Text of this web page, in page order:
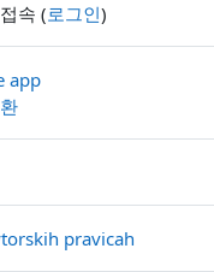
속 (로그인)
app
pravicah